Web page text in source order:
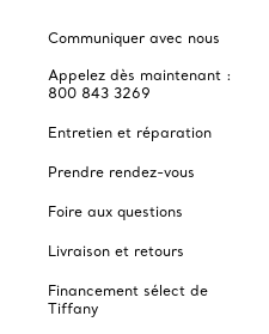
Communiquer avec nous
Appelez dès maintenant :
800 843 3269
Entretien et réparation
Prendre rendez-vous
Foire aux questions
Livraison et retours
Financement sélect de
Tiffany